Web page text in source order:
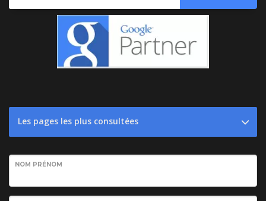
Les pages les plus consultées
NOM PRÉNOM